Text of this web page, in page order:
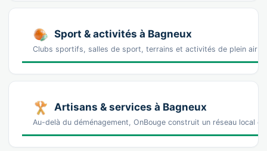
Sport & activités à Bagneux
Clubs sportifs, salles de sport, terrains et activités de plein air à
Artisans & services à Bagneux
Au-delà du déménagement, OnBouge construit un réseau local